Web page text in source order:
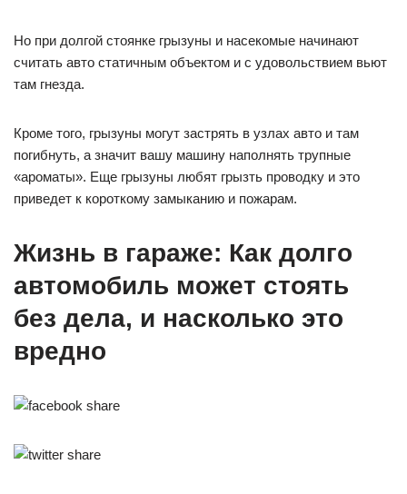
Но при долгой стоянке грызуны и насекомые начинают
считать авто статичным объектом и с удовольствием вьют
там гнезда.
Кроме того, грызуны могут застрять в узлах авто и там
погибнуть, а значит вашу машину наполнять трупные
«ароматы». Еще грызуны любят грызть проводку и это
приведет к короткому замыканию и пожарам.
Жизнь в гараже: Как долго
автомобиль может стоять
без дела, и насколько это
вредно